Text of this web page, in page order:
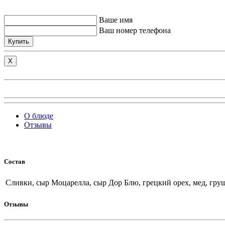
Ваше имя
Ваш номер телефона
Купить
X
О блюде
Отзывы
Состав
Сливки, сыр Моцарелла, сыр Дор Блю, грецкий орех, мед,
Отзывы